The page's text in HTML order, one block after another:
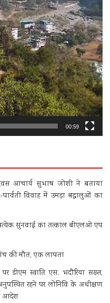
00:59
आचार्य सुभाष जोशी ने बताया
विवाह में उमड़ा श्रद्धालुओं का
सुनवाई का तत्काल बीएलओ एप
की मौत, एक लापता
डीएम स्वाति एस. भदौरिया सख्त,
रहने पर लोनिवि के अधीक्षण
आदेश